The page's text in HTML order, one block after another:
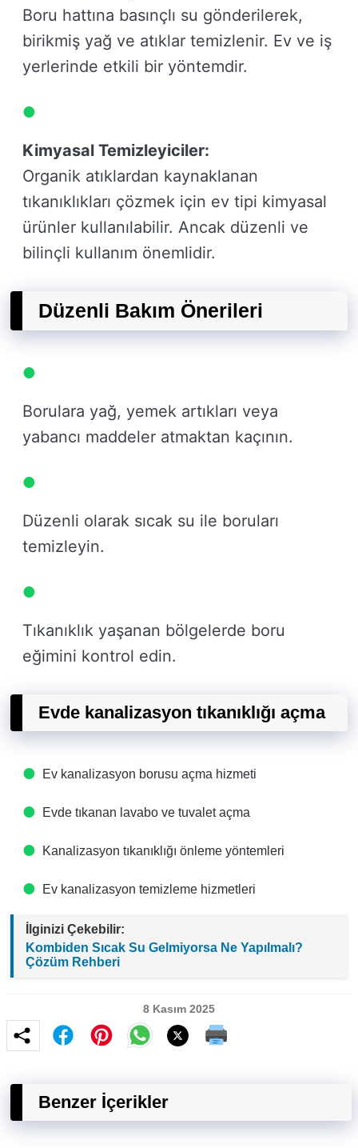
Boru hattına basınçlı su gönderilerek,
birikmiş yağ ve atıklar temizlenir. Ev ve iş
yerlerinde etkili bir yöntemdir.
Kimyasal Temizleyiciler:
Organik atıklardan kaynaklanan
tıkanıklıkları çözmek için ev tipi kimyasal
ürünler kullanılabilir. Ancak düzenli ve
bilinçli kullanım önemlidir.
Düzenli Bakım Önerileri
Borulara yağ, yemek artıkları veya
yabancı maddeler atmaktan kaçının.
Düzenli olarak sıcak su ile boruları
temizleyin.
Tıkanıklık yaşanan bölgelerde boru
eğimini kontrol edin.
Evde kanalizasyon tıkanıklığı açma
Ev kanalizasyon borusu açma hizmeti
Evde tıkanan lavabo ve tuvalet açma
Kanalizasyon tıkanıklığı önleme yöntemleri
Ev kanalizasyon temizleme hizmetleri
İlginizi Çekebilir:
Kombiden Sıcak Su Gelmiyorsa Ne Yapılmalı?
Çözüm Rehberi
8 Kasım 2025
Benzer İçerikler